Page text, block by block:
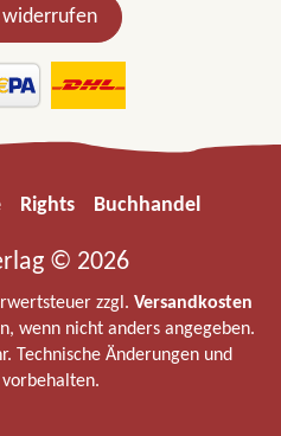
widerrufen
Rights Buchhandel
© 2026
zzgl. Versandkosten
wenn nicht anders angegeben.
Technische Änderungen und